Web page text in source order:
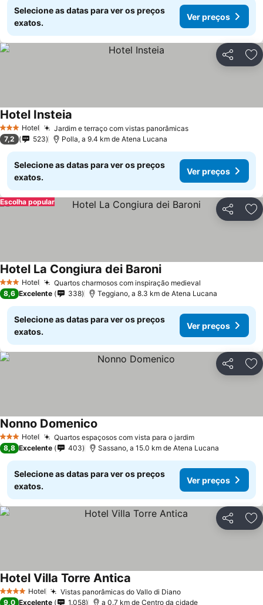
Selecione as datas para ver os preços
exatos.
Ver preços
Partilhar
3 EstrelasHotel Jardim e terraço com vistas panorâmicas
Hotel Insteia
7,2 523 Polla, a 9.4 km de Atena Lucana
Selecione as datas para ver os preços
exatos.
Ver preços
Partilhar
Escolha popular
3 EstrelasHotel Quartos charmosos com inspiração medieval
Hotel La Congiura dei Baroni
8,6 Excelente 338 Teggiano, a 8.3 km de Atena Lucana
Selecione as datas para ver os preços
exatos.
Ver preços
Partilhar
3 EstrelasHotel Quartos espaçosos com vista para o jardim
Nonno Domenico
8,8 Excelente 403 Sassano, a 15.0 km de Atena Lucana
Selecione as datas para ver os preços
exatos.
Ver preços
Partilhar
4 EstrelasHotel Vistas panorâmicas do Vallo di Diano
Hotel Villa Torre Antica
9,0 Excelente 1.058 a 0.7 km de Centro da cidade